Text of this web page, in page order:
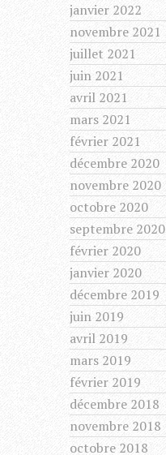
janvier 2022
novembre 2021
juillet 2021
juin 2021
avril 2021
mars 2021
février 2021
décembre 2020
novembre 2020
octobre 2020
septembre 2020
février 2020
janvier 2020
décembre 2019
juin 2019
avril 2019
mars 2019
février 2019
décembre 2018
novembre 2018
octobre 2018